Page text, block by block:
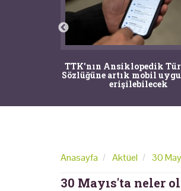
TTK'nın Ansiklopedik
Sözlüğüne artık mobil
erişilebilecek
Anasayfa Aktüel 30
30 Mayıs'ta neler